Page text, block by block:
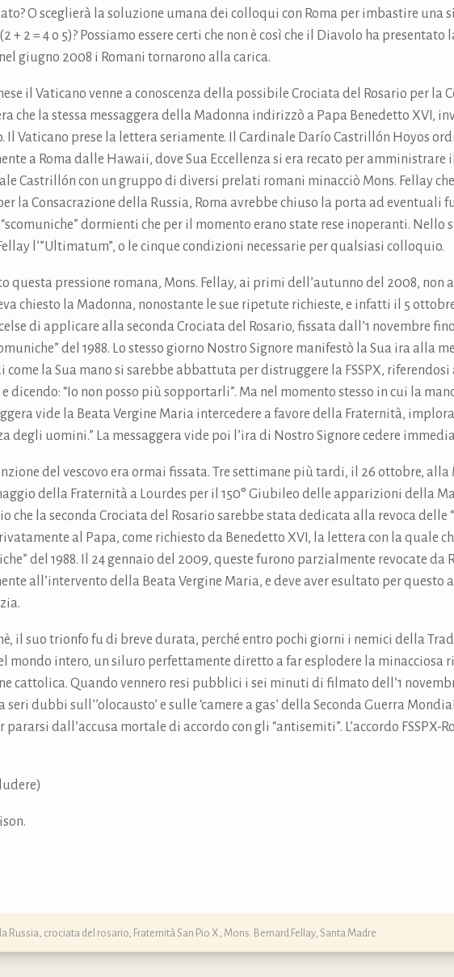
O sceglierà la soluzione umana dei colloqui con Roma per imbastire una
+ 2 = 4 o 5)? Possiamo essere certi che non è così che il Diavolo ha presentato
giugno 2008 i Romani tornarono alla carica.
il Vaticano venne a conoscenza della possibile Crociata del Rosario per la
che la stessa messaggera della Madonna indirizzò a Papa Benedetto XVI,
Il Vaticano prese la lettera seriamente. Il Cardinale Darío Castrillón Hoyos
a Roma dalle Hawaii, dove Sua Eccellenza si era recato per amministrare
Castrillón con un gruppo di diversi prelati romani minacciò Mons. Fellay
la Consacrazione della Russia, Roma avrebbe chiuso la porta ad eventuali
“scomuniche” dormienti che per il momento erano state rese inoperanti.
l’”Ultimatum”, o le cinque condizioni necessarie per qualsiasi colloquio.
questa pressione romana, Mons. Fellay, ai primi dell’autunno del 2008, non
chiesto la Madonna, nonostante le sue ripetute richieste, e infatti il 5
di applicare alla seconda Crociata del Rosario, fissata dall’1 novembre
del 1988. Lo stesso giorno Nostro Signore manifestò la Sua ira alla
come la Sua mano si sarebbe abbattuta per distruggere la FSSPX,
dicendo: “Io non posso più sopportarli”. Ma nel momento stesso in cui la
vide la Beata Vergine Maria intercedere a favore della Fraternità,
degli uomini.” La messaggera vide poi l’ira di Nostro Signore cedere
del vescovo era ormai fissata. Tre settimane più tardi, il 26 ottobre, alla
della Fraternità a Lourdes per il 150° Giubileo delle apparizioni della
che la seconda Crociata del Rosario sarebbe stata dedicata alla revoca delle
al Papa, come richiesto da Benedetto XVI, la lettera con la quale
del 1988. Il 24 gennaio del 2009, queste furono parzialmente revocate da
all’intervento della Beata Vergine Maria, e deve aver esultato per
il suo trionfo fu di breve durata, perché entro pochi giorni i nemici della
mondo intero, un siluro perfettamente diretto a far esplodere la minacciosa
cattolica. Quando vennero resi pubblici i sei minuti di filmato dell’1
seri dubbi sull’’olocausto’ e sulle ‘camere a gas’ della Seconda Guerra
pararsi dall’accusa mortale di accordo con gli “antisemiti”. L’accordo FSSPX-
Russia crociata del rosario Fraternità San Pio X Mons. Bernard Fellay, Santa Madre